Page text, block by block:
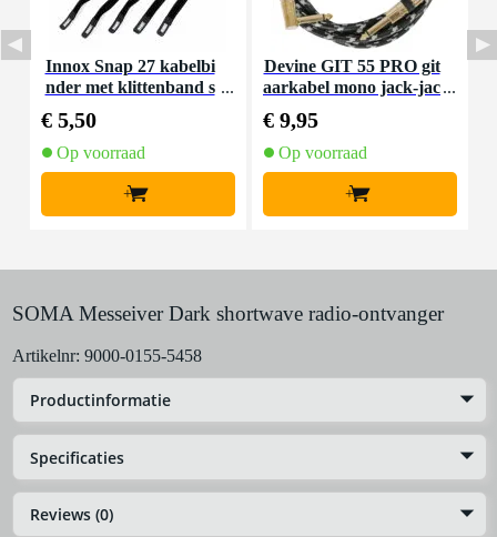
Innox Snap 27 kabelbi
nder met klittenband s
€ 5,50
Op voorraad
+
Devine GIT 55 PRO git
aarkabel mono jack-jac
€ 9,95
Op voorraad
+
SOMA Messeiver Dark shortwave radio-ontvanger
Artikelnr: 9000-0155-5458
Productinformatie
Specificaties
Reviews (0)